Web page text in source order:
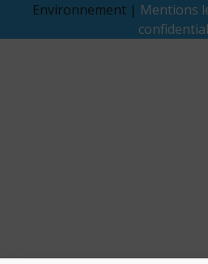
Environnement | Mentions